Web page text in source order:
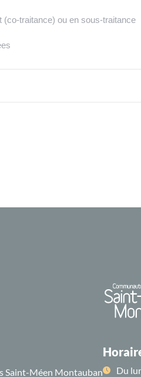
(co-traitance) ou en sous-traitance
Saint-Méen Montauban
Du